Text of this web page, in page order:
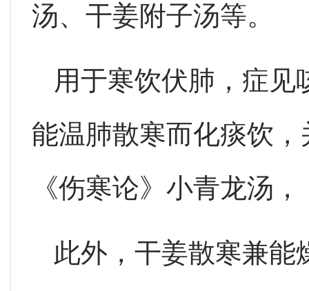
汤、干姜附子汤等。
用于寒饮伏肺，症见
能温肺散寒而化痰饮
《伤寒论》小青龙汤
此外，干姜散寒兼能